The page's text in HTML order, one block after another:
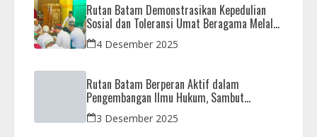
Rutan Batam Demonstrasikan Kepedulian
Sosial dan Toleransi Umat Beragama Melalui
Doa Bersama Korban Bencana
4 Desember 2025
Rutan Batam Berperan Aktif dalam
Pengembangan Ilmu Hukum, Sambut
Kunjungan Observasi Mahasiswa UIB
3 Desember 2025